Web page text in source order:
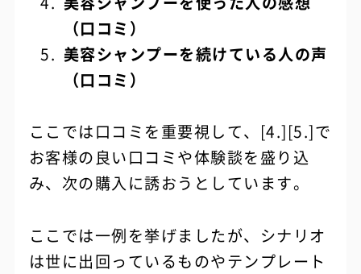
（口コミ）
美容シャンプーを続けている人の声
（口コミ）
ここでは口コミを重要視して、[4.][5.]で
お客様の良い口コミや体験談を盛り込
み、次の購入に誘おうとしています。
ここでは一例を挙げましたが、シナリオ
は世に出回っているものやテンプレート